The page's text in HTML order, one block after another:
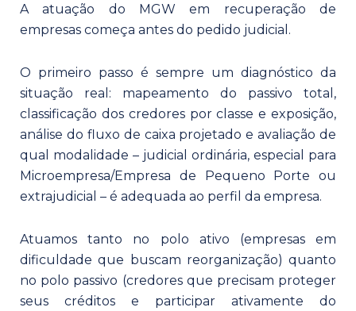
A atuação do MGW em recuperação de
empresas começa antes do pedido judicial.
O primeiro passo é sempre um diagnóstico da
situação real: mapeamento do passivo total,
classificação dos credores por classe e exposição,
análise do fluxo de caixa projetado e avaliação de
qual modalidade – judicial ordinária, especial para
Microempresa/Empresa de Pequeno Porte ou
extrajudicial – é adequada ao perfil da empresa.
Atuamos tanto no polo ativo (empresas em
dificuldade que buscam reorganização) quanto
no polo passivo (credores que precisam proteger
seus créditos e participar ativamente do